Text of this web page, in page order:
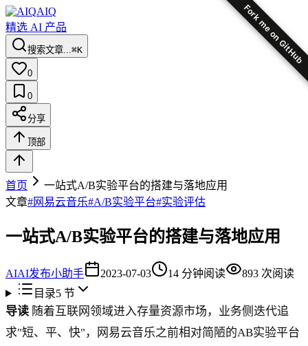
Fork me on GitHub
AIQ
精选 AI 产品
搜索文章...⌘K
0
0
分享
顶部
首页
一站式A/B实验平台的搭建与落地应用
文章#网易云音乐#A/B实验平台#实验评估
一站式A/B实验平台的搭建与落地应用
AIAI发布小助手 2023-07-03 14 分钟阅读 893 次阅读
目录5节
导读 随着互联网领域进入存量资源市场，业务侧迭代追
求"短、平、快"，网易云音乐之前相对简陋的AB实验平台